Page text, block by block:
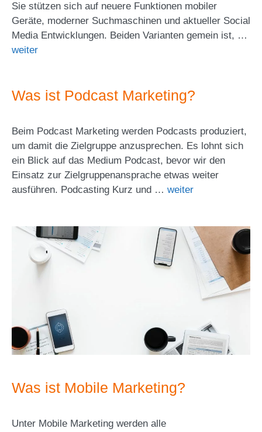
Sie stützen sich auf neuere Funktionen mobiler
Geräte, moderner Suchmaschinen und aktueller Social
Media Entwicklungen. Beiden Varianten gemein ist, …
weiter
Was ist Podcast Marketing?
Beim Podcast Marketing werden Podcasts produziert,
um damit die Zielgruppe anzusprechen. Es lohnt sich
ein Blick auf das Medium Podcast, bevor wir den
Einsatz zur Zielgruppenansprache etwas weiter
ausführen. Podcasting Kurz und … weiter
Was ist Mobile Marketing?
Unter Mobile Marketing werden alle